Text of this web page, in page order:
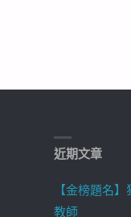
近期文章
【金榜題名
教師